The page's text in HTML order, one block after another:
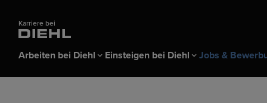
Karriere bei
Arbeiten bei Diehl
Arbeiten bei Diehl
Einsteigen bei Diehl
Einsteigen bei Diehl
Jobs &
Jobs & Bewerbung